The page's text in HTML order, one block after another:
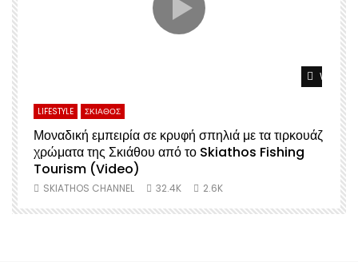
Watch
LIFESTYLE ΣΚΙΑΘΟΣ
Μοναδική εμπειρία σε κρυφή σπηλιά με τα τιρκουάζ
χρώματα της Σκιάθου από το Skiathos Fishing
Tourism (Video)
SKIATHOS CHANNEL 32.4K 2.6K